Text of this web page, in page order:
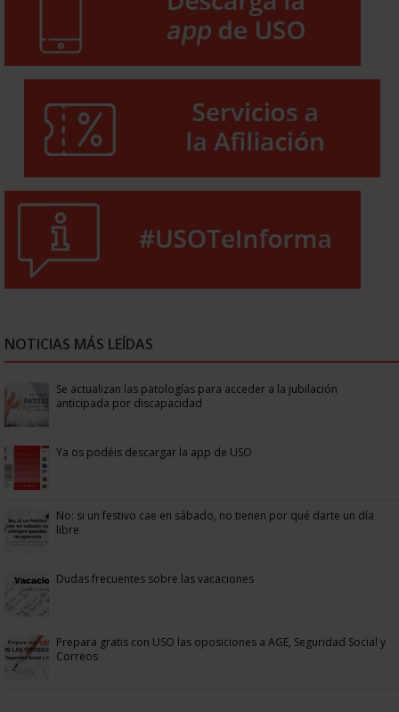
NOTICIAS MÁS LEÍDAS
Se actualizan las patologías para acceder a la jubilación
anticipada por discapacidad
Ya os podéis descargar la app de USO
No: si un festivo cae en sábado, no tienen por qué darte un día
libre
Dudas frecuentes sobre las vacaciones
Prepara gratis con USO las oposiciones a AGE, Seguridad Social y
Correos